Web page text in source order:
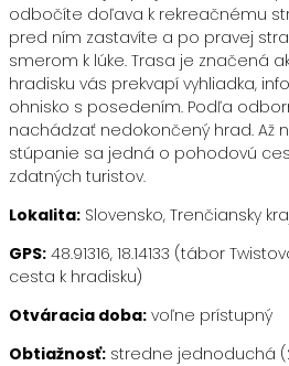
odbočíte doľava k rekreačnému
pred ním zastavíte a po pravej
smerom k lúke. Trasa je značená
hradisku vás prekvapí vyhliadka,
ohnisko s posedením. Podľa
nachádzať nedokončený hrad. Až
stúpanie sa jedná o pohodovú
zdatných turistov.
Lokalita: Slovensko, Trenčiansky
GPS: 48.91316, 18.14133 (tábor
cesta k hradisku)
Otváracia doba: voľne prístupný
Obtiažnosť: stredne jednoduchá